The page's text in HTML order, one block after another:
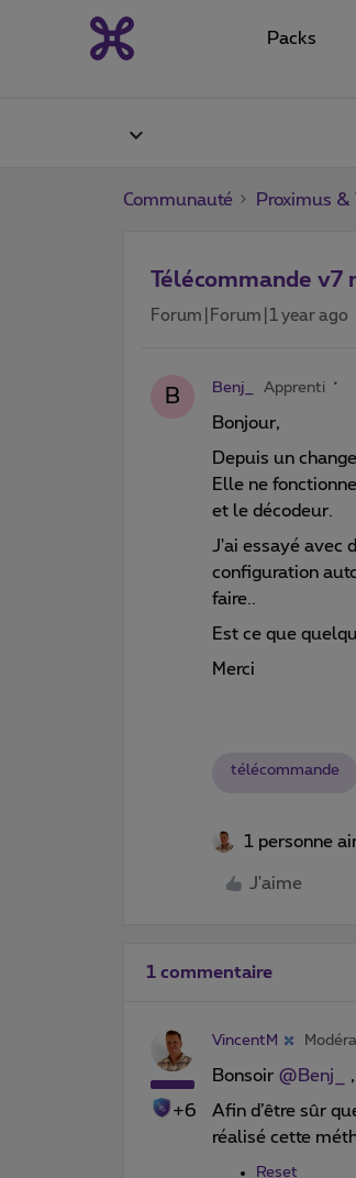
Packs
Communauté Proximus &
Télécommande v7
Forum|Forum|1 year ago
B Benj_ Apprenti
Bonjour,
Depuis un
Elle ne
et le décodeur.
J'ai essayé avec
configuration
faire..
Est ce que
Merci
télécommande
1 personne
J'aime
1 commentaire
+6
VincentM
Bonsoir ​ @Benj_
,
Afin d’être sûr
réalisé cette
Reset